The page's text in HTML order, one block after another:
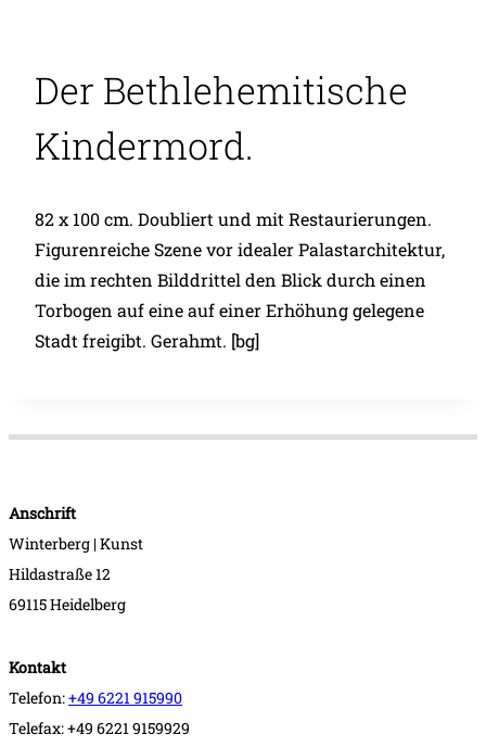
Der Bethlehemitische
Kindermord.
82 x 100 cm. Doubliert und mit Restaurierungen.
Figurenreiche Szene vor idealer Palastarchitektur,
die im rechten Bilddrittel den Blick durch einen
Torbogen auf eine auf einer Erhöhung gelegene
Stadt freigibt. Gerahmt. [bg]
Anschrift
Winterberg | Kunst
Hildastraße 12
69115 Heidelberg
Kontakt
Telefon:+49 6221 915990
Telefax: +49 6221 9159929